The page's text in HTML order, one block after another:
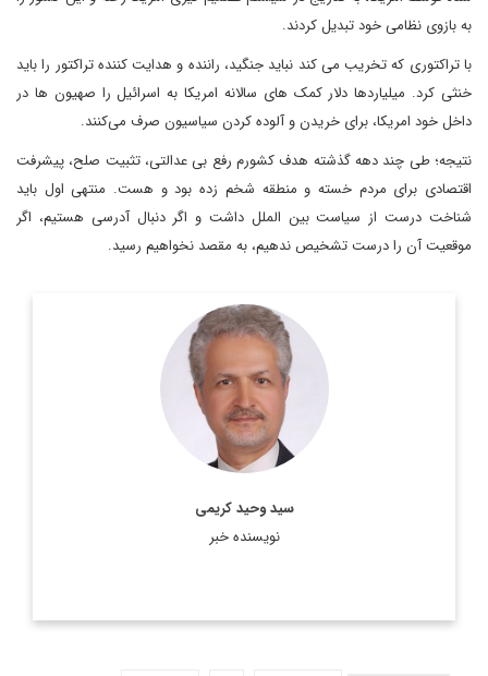
به بازوی نظامی خود تبدیل کردند.
با تراکتوری که تخریب می کند نباید جنگید، راننده و هدایت کننده تراکتور را باید
خنثی کرد. میلیاردها دلار کمک های سالانه امریکا به اسرائیل را صهیون ها در
داخل خود امریکا، برای خریدن و آلوده کردن سیاسیون صرف می‌کنند.
نتیجه؛ طی چند دهه گذشته هدف کشورم رفع بی عدالتی، تثبیت صلح، پیشرفت
اقتصادی برای مردم خسته و منطقه شخم زده بود و هست. منتهی اول باید
شناخت درست از سیاست بین الملل داشت و اگر دنبال آدرسی هستیم، اگر
موقعیت آن را درست تشخیص ندهیم، به مقصد نخواهیم رسید.
سید وحید کریمی
نویسنده خبر
دیپلمات و دکترای روابط بین الملل که در حال حاضر در گروه اروپا/
امریکای دفتر مطالعات سیاسی و بین المللی وزارت امور خارجه
فعالیت دارد.
اطلاعات بیشتر